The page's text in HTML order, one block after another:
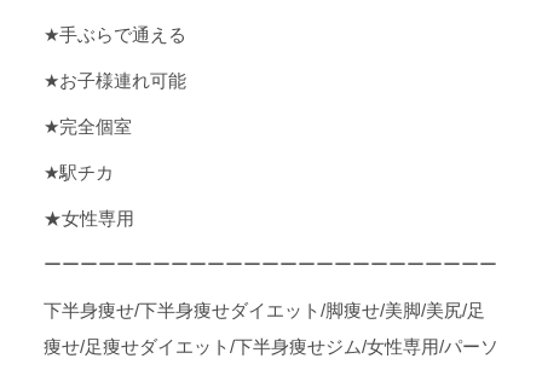
★手ぶらで通える
★お子様連れ可能
★完全個室
★駅チカ
★女性専用
ーーーーーーーーーーーーーーーーーーーーーーーーー
下半身痩せ/下半身痩せダイエット/脚痩せ/美脚/美尻/足
痩せ/足痩せダイエット/下半身痩せジム/女性専用/パーソ